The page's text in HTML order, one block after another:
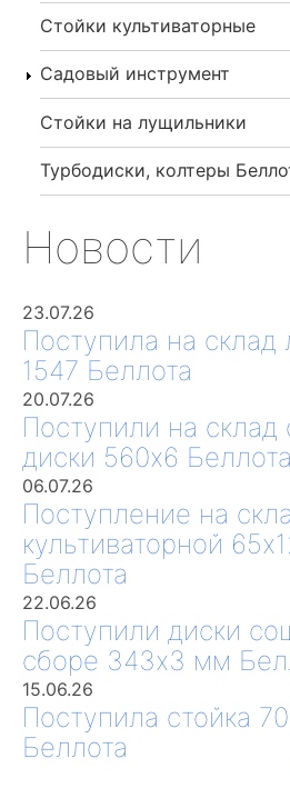
Стойки культиваторные
Садовый инструмент
Стойки на лущильники
Турбодиски, колтеры
Новости
23.07.26
Поступила на
1547 Беллота
20.07.26
Поступили на
диски 560х6 Беллота
06.07.26
Поступление на
культиваторной
Беллота
22.06.26
Поступили диски
сборе 343х3 мм
15.06.26
Поступила стойка
Беллота